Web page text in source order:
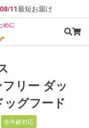
08/11最短お届け
めに
リー ダッ
グフード
全年齢対応